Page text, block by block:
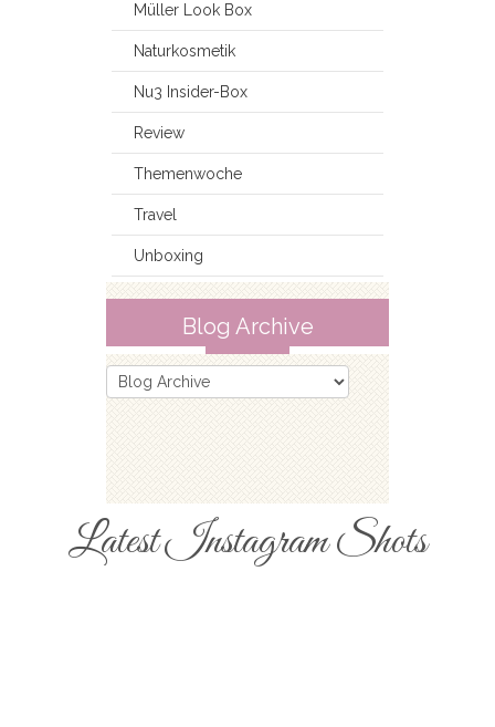
Müller Look Box
Naturkosmetik
Nu3 Insider-Box
Review
Themenwoche
Travel
Unboxing
Blog Archive
Latest Instagram Shots